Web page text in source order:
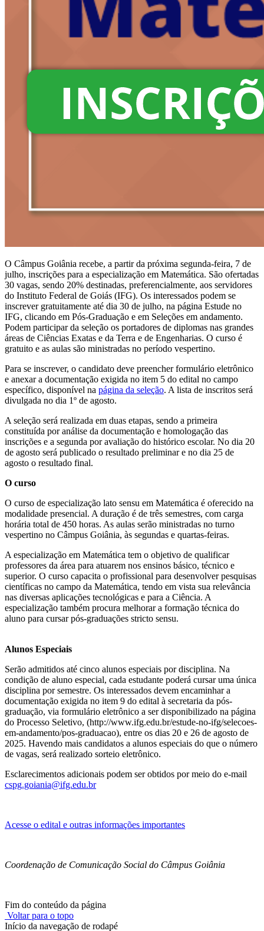
O Câmpus Goiânia recebe, a partir da próxima segunda-feira, 7 de
julho, inscrições para a especialização em Matemática. São ofertadas
30 vagas, sendo 20% destinadas, preferencialmente, aos servidores
do Instituto Federal de Goiás (IFG). Os interessados podem se
inscrever gratuitamente até dia 30 de julho, na página Estude no
IFG, clicando em Pós-Graduação e em Seleções em andamento.
Podem participar da seleção os portadores de diplomas nas grandes
áreas de Ciências Exatas e da Terra e de Engenharias. O curso é
gratuito e as aulas são ministradas no período vespertino.
Para se inscrever, o candidato deve preencher formulário eletrônico
e anexar a documentação exigida no item 5 do edital no campo
específico, disponível na página da seleção. A lista de inscritos será
divulgada no dia 1º de agosto.
A seleção será realizada em duas etapas, sendo a primeira
constituída por análise da documentação e homologação das
inscrições e a segunda por avaliação do histórico escolar. No dia 20
de agosto será publicado o resultado preliminar e no dia 25 de
agosto o resultado final.
O curso
O curso de especialização lato sensu em Matemática é oferecido na
modalidade presencial. A duração é de três semestres, com carga
horária total de 450 horas. As aulas serão ministradas no turno
vespertino no Câmpus Goiânia, às segundas e quartas-feiras.
A especialização em Matemática tem o objetivo de qualificar
professores da área para atuarem nos ensinos básico, técnico e
superior. O curso capacita o profissional para desenvolver pesquisas
científicas no campo da Matemática, tendo em vista sua relevância
nas diversas aplicações tecnológicas e para a Ciência. A
especialização também procura melhorar a formação técnica do
aluno para cursar pós-graduações stricto sensu.
Alunos Especiais
Serão admitidos até cinco alunos especiais por disciplina. Na
condição de aluno especial, cada estudante poderá cursar uma única
disciplina por semestre. Os interessados devem encaminhar a
documentação exigida no item 9 do edital à secretaria da pós-
graduação, via formulário eletrônico a ser disponibilizado na página
do Processo Seletivo, (http://www.ifg.edu.br/estude-no-ifg/selecoes-
em-andamento/pos-graduacao), entre os dias 20 e 26 de agosto de
2025. Havendo mais candidatos a alunos especiais do que o número
de vagas, será realizado sorteio eletrônico.
Esclarecimentos adicionais podem ser obtidos por meio do e-mail
cspg.goiania@ifg.edu.br
Acesse o edital e outras informações importantes
Coordenação de Comunicação Social do Câmpus Goiânia
Fim do conteúdo da página
Voltar para o topo
Início da navegação de rodapé